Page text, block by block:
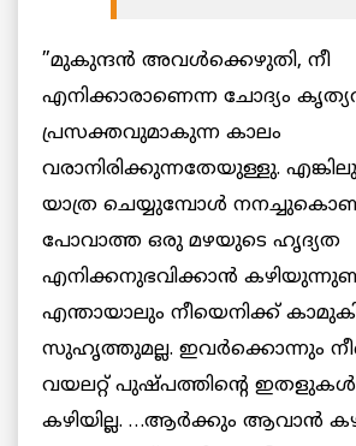
”മുകുന്ദന്‍ അവള്‍ക്കെഴുതി, നീ
എനിക്കാരാണെന്ന ചോദ്യം
പ്രസക്തവുമാകുന്ന കാലം
വരാനിരിക്കുന്നതേയുള്ളു.
യാത്ര ചെയ്യുമ്പോള്‍
പോവാത്ത ഒരു മഴയുടെ ഹൃദ്യത
എനിക്കനുഭവിക്കാന്‍
എന്തായാലും നീയെനിക്ക്
സുഹൃത്തുമല്ല. ഇവര്‍ക്കൊന്നും
വയലറ്റ് പുഷ്പത്തിന്റെ
കഴിയില്ല. …ആര്‍ക്കും ആവാന്‍